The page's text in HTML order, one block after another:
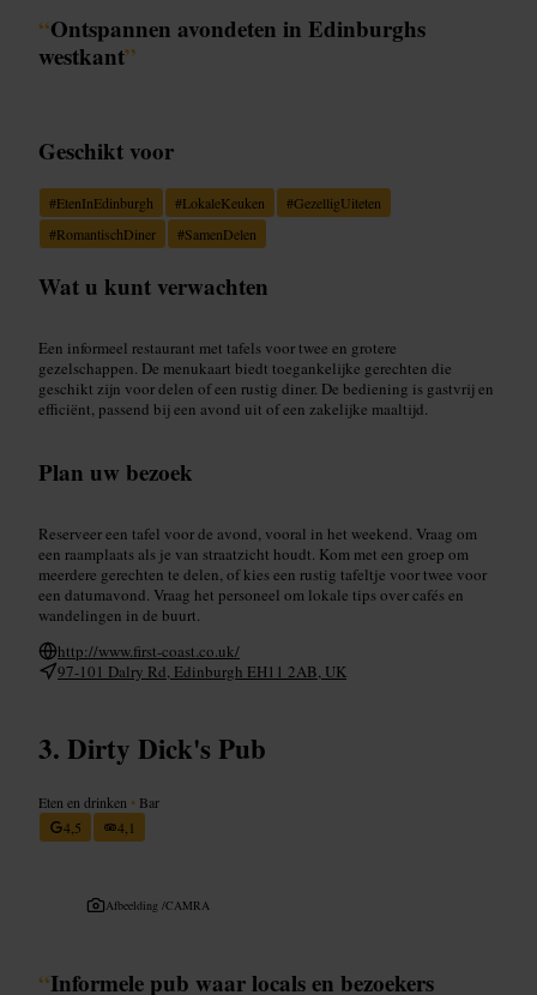
“Ontspannen avondeten in Edinburghs
westkant”
Geschikt voor
#EtenInEdinburgh #LokaleKeuken #GezelligUiteten
#RomantischDiner #SamenDelen
Wat u kunt verwachten
Een informeel restaurant met tafels voor twee en grotere
gezelschappen. De menukaart biedt toegankelijke gerechten die
geschikt zijn voor delen of een rustig diner. De bediening is gastvrij en
efficiënt, passend bij een avond uit of een zakelijke maaltijd.
Plan uw bezoek
Reserveer een tafel voor de avond, vooral in het weekend. Vraag om
een raamplaats als je van straatzicht houdt. Kom met een groep om
meerdere gerechten te delen, of kies een rustig tafeltje voor twee voor
een datumavond. Vraag het personeel om lokale tips over cafés en
wandelingen in de buurt.
http://www.first-coast.co.uk/
97-101 Dalry Rd, Edinburgh EH11 2AB, UK
Dirty Dick's Pub
Eten en drinken • Bar
4,5
4,1
Afbeelding /CAMRA
“Informele pub waar locals en bezoekers